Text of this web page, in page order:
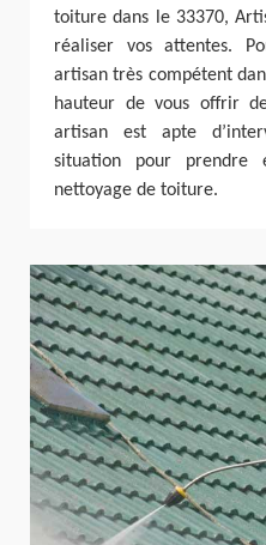
toiture dans le 33370,
réaliser vos attentes.
artisan très compétent
hauteur de vous offrir
artisan est apte
situation pour
nettoyage de toiture.